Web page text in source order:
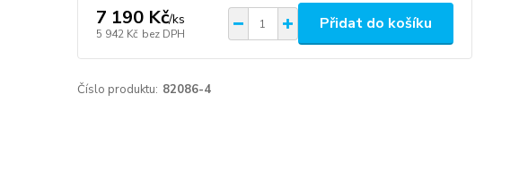
7 190 Kč/ks
5 942 Kč bez DPH
Přidat do košíku
Číslo produktu: 82086-4